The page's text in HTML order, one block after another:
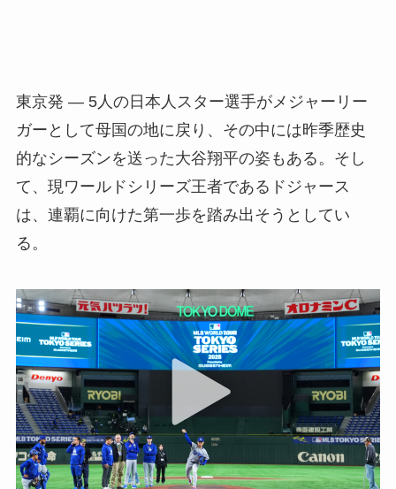
東京発 — 5人の日本人スター選手がメジャーリー
ガーとして母国の地に戻り、その中には昨季歴史
的なシーズンを送った大谷翔平の姿もある。そし
て、現ワールドシリーズ王者であるドジャース
は、連覇に向けた第一歩を踏み出そうとしてい
る。